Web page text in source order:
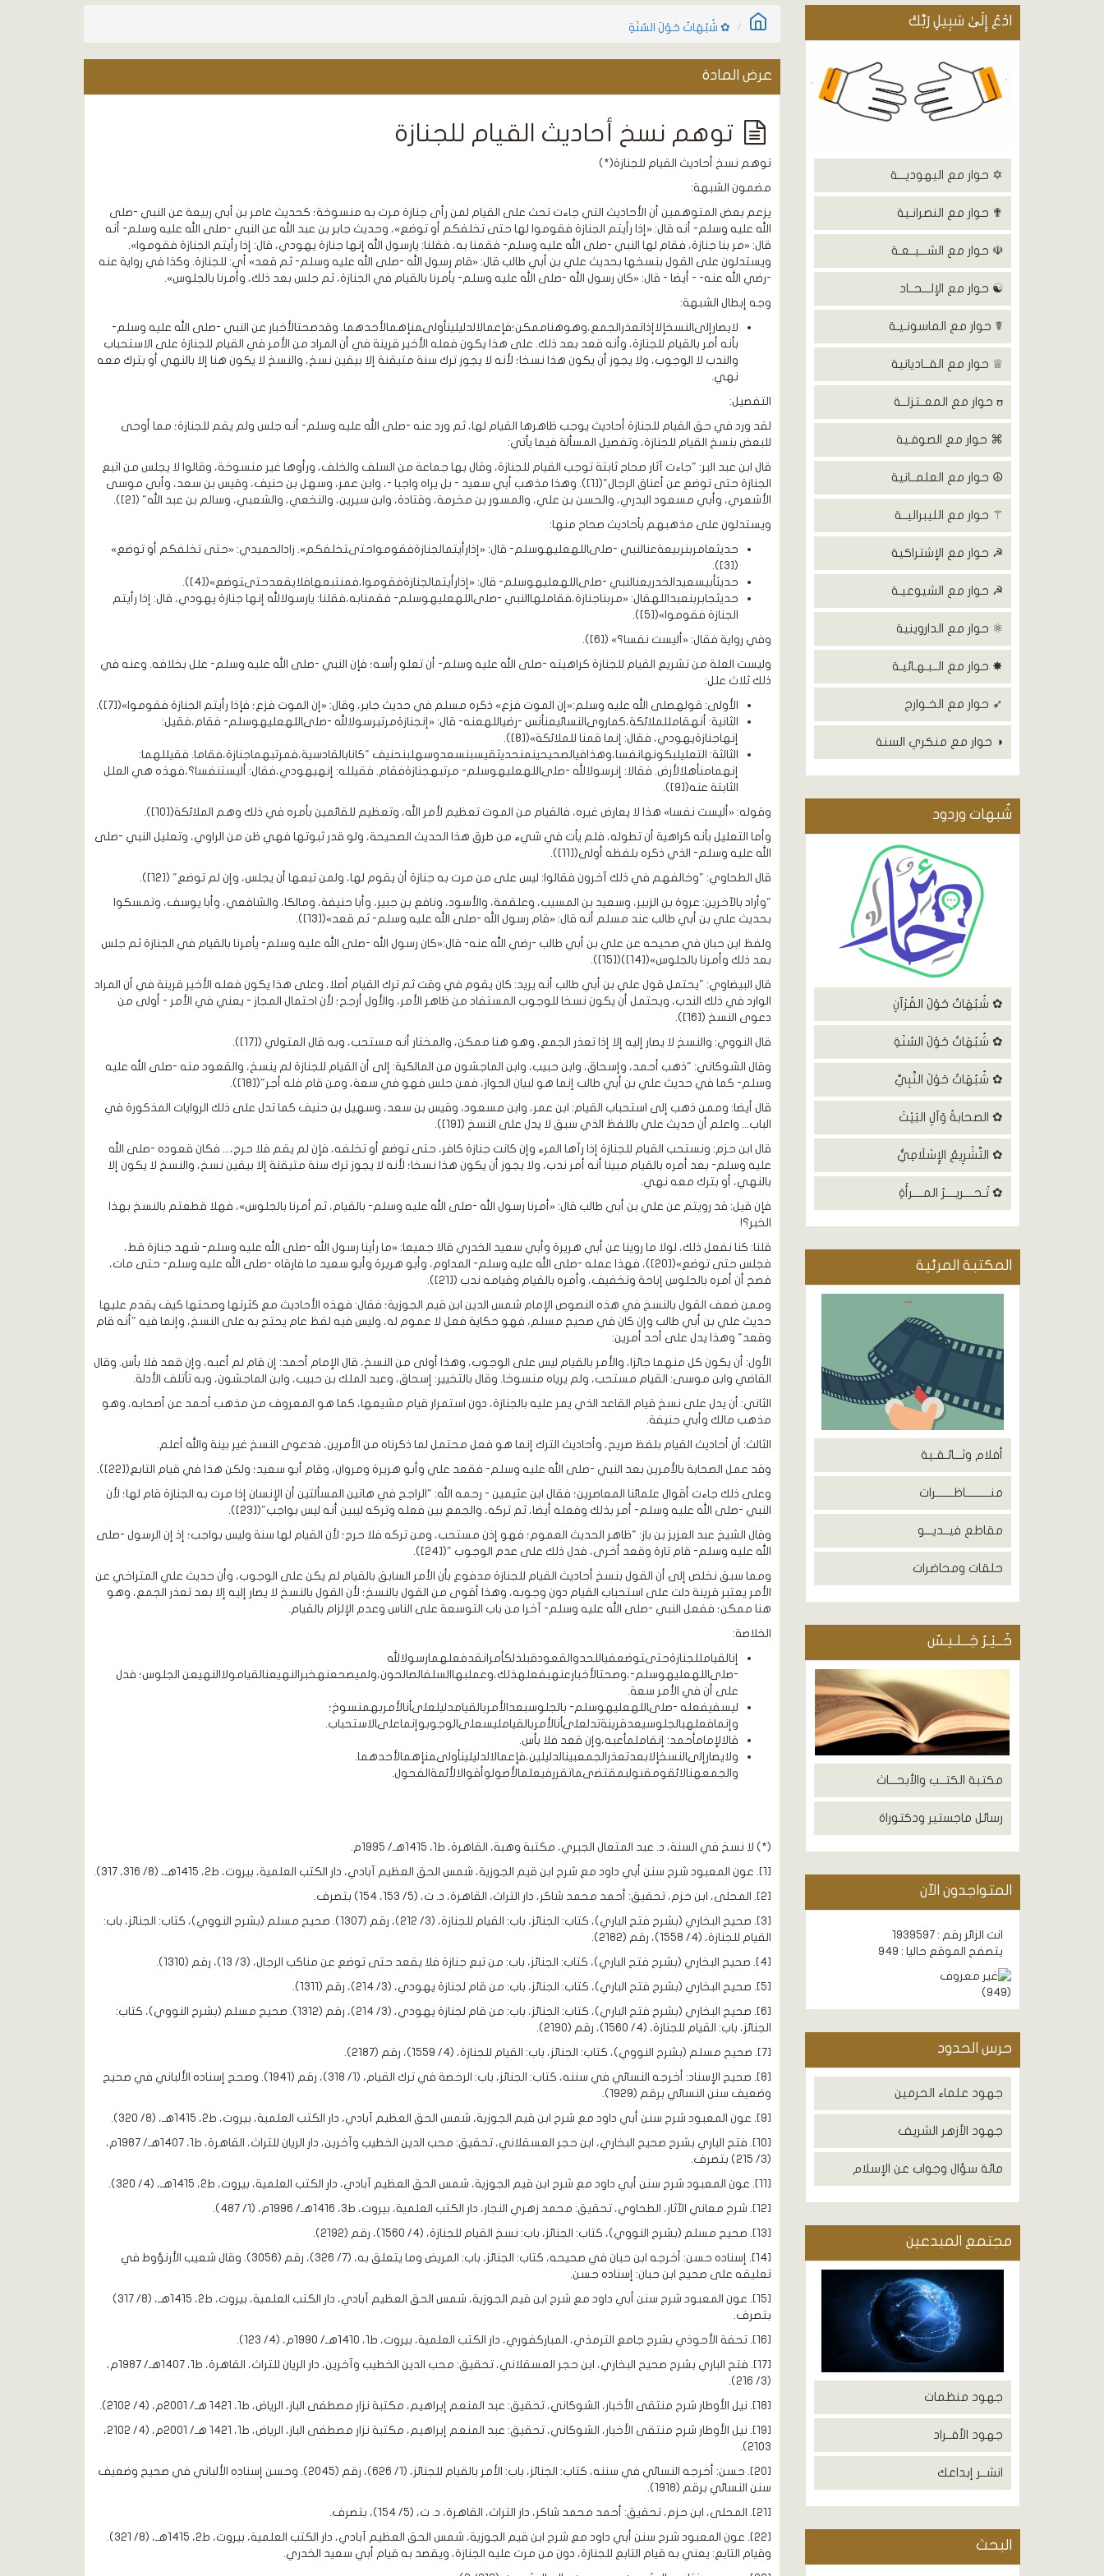
ادْعُ إِلَىٰ سَبِيلِ رَبِّكَ
✡ حوار مع اليهوديـــة
✟ حوار مع النصرانـية
☫ حوار مع الشـــيــعـة
☯ حوار مع الإلـــحــاد
☤ حوار مع الماسونـيـة
♕ حوار مع القــاديانية
ʊ حوار مع المعــتزلــة
⌘ حوار مع الصوفـية
☮ حوار مع العلمــانية
⚚ حوار مع الليبراليــة
☭ حوار مع الإشتراكية
☭ حوار مع الشيوعيـة
⚛ حوار مع الداروينية
✸ حوار مع الــبـهـائيـة
➶ حوار مع الخـوارج
◑ حوار مع منكري السنة
شٌبهات وردود
✿ شُبُهَاتٌ حَوْلَ القُرْآنِ
✿ شُبُهَاتٌ حَوْلَ السُنَةِ
✿ شُبُهَاتٌ حَوْلَ النَّبِيِّ
✿ الصحابةُ وَآلِ البَيْتَ
✿ التَّشْرِيعُ الإِسْلَامِيُّ
✿ تَـحــــريــــرُ المــــرأَةِ
المكتبة المرئية
أفلام وثـــائـقـية
منــــــــــاظـــــــرات
مقاطع فيــديـــو
حلقات ومحاضرات
خَــيْـرُ جَــلـيـسٌ
مكتبة الكتــب والأبحـــاث
رسائل ماجستير ودكتوراة
المتواجدون الآن
انت الزائر رقم : 1939597
يتصفح الموقع حاليا : 949
(
949
)
حرس الحدود
جهود علماء الحرمين
جهود الأزهر الشريف
مائة سؤال وجواب عن الإسلام
مجتمع المبدعين
جهود منظمات
جهود الأفــراد
انشــر إبداعك
البحث
✿ شُبُهَاتٌ حَوْلَ السُنَةِ
عرض المادة
توهم نسخ أحاديث القيام للجنازة
توهم نسخ أحاديث القيام للجنازة(*)
مضمون الشبهة:
يزعم بعض المتوهمين أن الأحاديث التي جاءت تحث على القيام لمن رأى جنازة مرت به منسوخة؛ كحديث عامر بن أبي ربيعة عن النبي -صلى
الله عليه وسلم- أنه قال: «إذا رأيتم الجنازة فقوموا لها حتى تخلفكم أو توضع»، وحديث جابر بن عبد الله عن النبي -صلى الله عليه وسلم- أنه
قال: «مر بنا جنازة، فقام لها النبي -صلى الله عليه وسلم- فقمنا به، فقلنا: يارسول الله إنها جنازة يهودي، قال: إذا رأيتم الجنازة فقوموا».
ويستدلون على القول بنسخها بحديث علي بن أبي طالب قال: «قام رسول الله -صلى الله عليه وسلم- ثم قعد» أي: للجنازة. وكذا في رواية عنه
-رضي الله عنه- - أيضا - قال: «كان رسول الله -صلى الله عليه وسلم- يأمرنا بالقيام في الجنازة، ثم جلس بعد ذلك، وأمرنا بالجلوس».
وجه إبطال الشبهة:
لايصارإلىالنسخإلاإذاتعذرالجمع،وهوهناممكن؛فإعمالالدليلينأولىمنإهمالأحدهما. وقدصحتالأخبار عن النبي -صلى الله عليه وسلم-
بأنه أمر بالقيام للجنازة، وأنه قعد بعد ذلك. على هذا يكون فعله الأخير قرينة في أن المراد من الأمر في القيام للجنازة على الاستحباب
والندب لا الوجوب، ولا يجوز أن يكون هذا نسخا؛ لأنه لا يجوز ترك سنة متيقنة إلا بيقين نسخ، والنسخ لا يكون هنا إلا بالنهي أو بترك معه
نهي.
التفصيل:
لقد ورد في حق القيام للجنازة أحاديث يوجب ظاهرها القيام لها، ثم ورد عنه -صلى الله عليه وسلم- أنه جلس ولم يقم للجنازة؛ مما أوحى
للبعض بنسخ القيام للجنازة، وتفصيل المسألة فيما يأتي:
قال ابن عبد البر: "جاءت آثار صحاح ثابتة توجب القيام للجنازة، وقال بها جماعة من السلف والخلف، ورأوها غير منسوخة، وقالوا لا يجلس من اتبع
الجنازة حتى توضع عن أعناق الرجال"([1]). وهذا مذهب أبي سعيد - بل يراه واجبا -، وابن عمر، وسهل بن حنيف، وقيس بن سعد، وأبي موسى
الأشعري، وأبي مسعود البدري، والحسن بن علي، والمسور بن مخرمة، وقتادة، وابن سيرين، والنخعي، والشعبي، وسالم بن عبد الله" ([2]).
ويستدلون على مذهبهم بأحاديث صحاح منها:
حديثعامربنربيعةعنالنبي -صلىاللهعليهوسلم- قال: «إذارأيتمالجنازةفقومواحتىتخلفكم». زادالحميدي: «حتى تخلفكم أو توضع»
([3]).
حديثأبيسعيدالخدريعنالنبي -صلىاللهعليهوسلم- قال: «إذارأيتمالجنازةفقوموا،فمنتبعهافلايقعدحتىتوضع»([4]).
حديثجابربنعبداللهقال: «مربناجنازة،فقاملهاالنبي -صلىاللهعليهوسلم- فقمنابه،فقلنا: يارسولالله إنها جنازة يهودي، قال: إذا رأيتم
الجنازة فقوموا»([5]).
وفي رواية فقال: «أليست نفسا؟» ([6]).
وليست العلة من تشريع القيام للجنازة كراهيته -صلى الله عليه وسلم- أن تعلو رأسه؛ فإن النبي -صلى الله عليه وسلم- علل بخلافه. وعنه في
ذلك ثلاث علل:
الأولى: قولهصلى الله عليه وسلم:«إن الموت فزع» ذكره مسلم في حديث جابر، وقال: «إن الموت فزع؛ فإذا رأيتم الجنازة فقوموا»([7]).
الثانية: أنهقامللملائكة،كماروىالنسائيعنأنس -رضياللهعنه- قال: «إنجنازةمرتبرسولالله -صلىاللهعليهوسلم- فقام،فقيل:
إنهاجنازةيهودي، فقال: إنما قمنا للملائكة»([8]).
الثالثة: التعليلبكونهانفسا،وهذافيالصحيحينمنحديثقيسبنسعدوسهلبنحنيف "كانابالقادسية،فمرتبهماجنازة،فقاما. فقيللهما:
إنهمامنأهلالأرض. فقالا: إنرسولالله -صلىاللهعليهوسلم- مرتبهجنازةفقام. فقيلله: إنهيهودي،فقال: أليستنفسا؟،فهذه هي العلل
الثابتة عنه([9]).
وقوله: «أليست نفسا» هذا لا يعارض غيره، فالقيام من الموت تعظيم لأمر الله، وتعظيم للقائمين بأمره في ذلك وهم الملائكة([10]).
وأما التعليل بأنه كراهية أن تطوله، فلم يأت في شيء من طرق هذا الحديث الصحيحة، ولو قدر ثبوتها فهي ظن من الراوي، وتعليل النبي -صلى
الله عليه وسلم- الذي ذكره بلفظه أولى([11]).
قال الطحاوي: "وخالفهم في ذلك آخرون فقالوا: ليس على من مرت به جنازة أن يقوم لها، ولمن تبعها أن يجلس، وإن لم توضع" ([12]).
"وأراد بالآخرين: عروة بن الزبير، وسعيد بن المسيب، وعلقمة، والأسود، ونافع بن جبير، وأبا حنيفة، ومالكا، والشافعي، وأبا يوسف، وتمسكوا
بحديث علي بن أبي طالب عند مسلم أنه قال: «قام رسول الله -صلى الله عليه وسلم- ثم قعد»([13]).
ولفظ ابن حبان في صحيحه عن علي بن أبي طالب -رضي الله عنه- قال:«كان رسول الله -صلى الله عليه وسلم- يأمرنا بالقيام في الجنازة ثم جلس
بعد ذلك وأمرنا بالجلوس»([14])([15]).
قال البيضاوي: "يحتمل قول علي بن أبي طالب أنه يريد: كان يقوم في وقت ثم ترك القيام أصلا، وعلى هذا يكون فعله الأخير قرينة في أن المراد
الوارد في ذلك الندب، ويحتمل أن يكون نسخا للوجوب المستفاد من ظاهر الأمر، والأول أرجح؛ لأن احتمال المجاز - يعني في الأمر - أولى من
دعوى النسخ ([16]).
قال النووي: والنسخ لا يصار إليه إلا إذا تعذر الجمع، وهو هنا ممكن، والمختار أنه مستحب، وبه قال المتولي ([17]).
وقال الشوكاني: "ذهب أحمد، وإسحاق، وابن حبيب، وابن الماجشون من المالكية: إلى أن القيام للجنازة لم ينسخ، والقعود منه -صلى الله عليه
وسلم- كما في حديث علي بن أبي طالب إنما هو لبيان الجواز، فمن جلس فهو في سعة، ومن قام فله أجر"([18]).
قال أيضا: وممن ذهب إلى استحباب القيام: ابن عمر، وابن مسعود، وقيس بن سعد، وسهيل بن حنيف كما تدل على ذلك الروايات المذكورة في
الباب... واعلم أن حديث علي باللفظ الذي سبق لا يدل على النسخ ([19]).
قال ابن حزم: ونستحب القيام للجنازة إذا رآها المرء وإن كانت جنازة كافر، حتى توضع أو تخلفه، فإن لم يقم فلا حرج،... فكان قعوده -صلى الله
عليه وسلم- بعد أمره بالقيام مبينا أنه أمر ندب، ولا يجوز أن يكون هذا نسخا؛ لأنه لا يجوز ترك سنة متيقنة إلا بيقين نسخ، والنسخ لا يكون إلا
بالنهي، أو بترك معه نهي.
فإن قيل: قد رويتم عن علي بن أبي طالب قال: «أمرنا رسول الله -صلى الله عليه وسلم- بالقيام، ثم أمرنا بالجلوس»، فهلا قطعتم بالنسخ بهذا
الخبر؟!
قلنا: كنا نفعل ذلك، لولا ما روينا عن أبي هريرة وأبي سعيد الخدري قالا جميعا: «ما رأينا رسول الله -صلى الله عليه وسلم- شهد جنازة قط،
فجلس حتى توضع»([20])، فهذا عمله -صلى الله عليه وسلم- المداوم، وأبو هريرة وأبو سعيد ما فارقاه -صلى الله عليه وسلم- حتى مات،
فصح أن أمره بالجلوس إباحة وتخفيف، وأمره بالقيام وقيامه ندب ([21]).
وممن ضعف القول بالنسخ في هذه النصوص الإمام شمس الدين ابن قيم الجوزية؛ فقال: فهذه الأحاديث مع كثرتها وصحتها كيف يقدم عليها
حديث علي بن أبي طالب وإن كان في صحيح مسلم، فهو حكاية فعل لا عموم له، وليس فيه لفظ عام يحتج به على النسخ، وإنما فيه "أنه قام
وقعد" وهذا يدل على أحد أمرين:
الأول: أن يكون كل منهما جائزا، والأمر بالقيام ليس على الوجوب، وهذا أولى من النسخ، قال الإمام أحمد: إن قام لم أعبه، وإن قعد فلا بأس. وقال
القاضي وابن موسى: القيام مستحب، ولم يرياه منسوخا. وقال بالتخيير: إسحاق، وعبد الملك بن حبيب، وابن الماجشون، وبه تأتلف الأدلة.
الثاني: أن يدل على نسخ قيام القاعد الذي يمر عليه بالجنازة، دون استمرار قيام مشيعها، كما هو المعروف من مذهب أحمد عن أصحابه، وهو
مذهب مالك وأبي حنيفة.
الثالث: أن أحاديث القيام بلفظ صريح، وأحاديث الترك إنما هو فعل محتمل لما ذكرناه من الأمرين، فدعوى النسخ غير بينة والله أعلم.
وقد عمل الصحابة بالأمرين بعد النبي -صلى الله عليه وسلم- فقعد علي وأبو هريرة ومروان، وقام أبو سعيد؛ ولكن هذا في قيام التابع([22]).
وعلى ذلك جاءت أقوال علمائنا المعاصرين؛ فقال ابن عثيمين - رحمه الله: "الراجح في هاتين المسألتين أن الإنسان إذا مرت به الجنازة قام لها؛ لأن
النبي -صلى الله عليه وسلم- أمر بذلك وفعله أيضا، ثم تركه، والجمع بين فعله وتركه ليبين أنه ليس بواجب"([23]).
وقال الشيخ عبد العزيز بن باز: "ظاهر الحديث العموم؛ فهو إذن مستحب، ومن تركه فلا حرج؛ لأن القيام لها سنة وليس بواجب؛ إذ إن الرسول -صلى
الله عليه وسلم- قام تارة وقعد أخرى، فدل ذلك على عدم الوجوب "([24]).
ومما سبق نخلص إلى أن القول بنسخ أحاديث القيام للجنازة مدفوع بأن الأمر السابق بالقيام لم يكن على الوجوب، وأن حديث علي المتراخي عن
الأمر يعتبر قرينة دلت على استحباب القيام دون وجوبه، وهذا أقوى من القول بالنسخ؛ لأن القول بالنسخ لا يصار إليه إلا بعد تعذر الجمع، وهو
هنا ممكن؛ ففعل النبي -صلى الله عليه وسلم- آخرا من باب التوسعة على الناس وعدم الإلزام بالقيام.
الخلاصة:
إنالقيامللجنازةحتىتوضعفياللحدوالقعودقبلذلكأمرانقدفعلهمارسولالله
-صلىاللهعليهوسلم-،وصحتالأخبارعنهبفعلهذلك،وعملبهاالسلفالصالحون،ولميصحعنهخبرالنهيعنالقيامولاالنهيعن الجلوس؛ فدل
على أن في الأمر سعة.
ليسفيفعله -صلىاللهعليهوسلم- بالجلوسبعدالأمربالقيامدليلعلىأنالأمربهمنسوخ؛
وإنمافعلهبالجلوسيعدقرينةتدلعلىأنالأمربالقيامليسعلىالوجوبوإنماعلىالاستحباب.
قالالإمامأحمد: إنقاملمأعبه،وإن قعد فلا بأس.
ولايصارإلىالنسخإلابعدتعذرالجمعبينالدليلين،فإعمالالدليلينأولىمنإهمالأحدهما.
والجمعهنالائقومقبولبمقتضىماتقررفيعلمالأصولوأقوالالأئمةالفحول.
(*) لا نسخ في السنة، د. عبد المتعال الجبري، مكتبة وهبة، القاهرة، ط1، 1415هـ/ 1995م.
[1]. عون المعبود شرح سنن أبي داود مع شرح ابن قيم الجوزية، شمس الحق العظيم آبادي، دار الكتب العلمية، بيروت، ط2، 1415هـ، (8/ 316، 317).
[2]. المحلى، ابن حزم، تحقيق: أحمد محمد شاكر، دار التراث، القاهرة، د. ت، (5/ 153، 154) بتصرف.
[3]. صحيح البخاري (بشرح فتح الباري)، كتاب: الجنائز، باب: القيام للجنازة، (3/ 212)، رقم (1307). صحيح مسلم (بشرح النووي)، كتاب: الجنائز، باب:
القيام للجنازة، (4/ 1558)، رقم (2182).
[4]. صحيح البخاري (بشرح فتح الباري)، كتاب: الجنائز، باب: من تبع جنازة فلا يقعد حتى توضع عن مناكب الرجال، (3/ 13)، رقم (1310).
[5]. صحيح البخاري (بشرح فتح الباري)، كتاب: الجنائز، باب: من قام لجنازة يهودي، (3/ 214)، رقم (1311).
[6]. صحيح البخاري (بشرح فتح الباري)، كتاب: الجنائز، باب: من قام لجنازة يهودي، (3/ 214)، رقم (1312). صحيح مسلم (بشرح النووي)، كتاب:
الجنائز، باب: القيام للجنازة، (4/ 1560)، رقم (2190).
[7]. صحيح مسلم (بشرح النووي)، كتاب: الجنائز، باب: القيام للجنازة، (4/ 1559)، رقم (2187).
[8]. صحيح الإسناد: أخرجه النسائي في سننه، كتاب: الجنائز، باب: الرخصة في ترك القيام، (1/ 318)، رقم (1941). وصحح إسناده الألباني في صحيح
وضعيف سنن النسائي برقم (1929).
[9]. عون المعبود شرح سنن أبي داود مع شرح ابن قيم الجوزية، شمس الحق العظيم آبادي، دار الكتب العلمية، بيروت، ط2، 1415هـ، (8/ 320).
[10]. فتح الباري بشرح صحيح البخاري، ابن حجر العسقلاني، تحقيق: محب الدين الخطيب وآخرين، دار الريان للتراث، القاهرة، ط1، 1407هـ/ 1987م،
(3/ 215) بتصرف.
[11]. عون المعبود شرح سنن أبي داود مع شرح ابن قيم الجوزية، شمس الحق العظيم آبادي، دار الكتب العلمية، بيروت، ط2، 1415هـ، (4/ 320).
[12]. شرح معاني الآثار، الطحاوي، تحقيق: محمد زهري النجار، دار الكتب العلمية، بيروت، ط3، 1416هـ/ 1996م، (1/ 487).
[13]. صحيح مسلم (بشرح النووي)، كتاب: الجنائز، باب: نسخ القيام للجنازة، (4/ 1560)، رقم (2192).
[14]. إسناده حسن: أخرجه ابن حبان في صحيحه، كتاب: الجنائز، باب: المريض وما يتعلق به، (7/ 326)، رقم (3056). وقال شعيب الأرنؤوط في
تعليقه على صحيح ابن حبان: إسناده حسن.
[15]. عون المعبود شرح سنن أبي داود مع شرح ابن قيم الجوزية، شمس الحق العظيم آبادي، دار الكتب العلمية، بيروت، ط2، 1415هـ، (8/ 317)
بتصرف.
[16]. تحفة الأحوذي بشرح جامع الترمذي، المباركفوري، دار الكتب العلمية، بيروت، ط1، 1410هـ/ 1990م، (4/ 123).
[17]. فتح الباري بشرح صحيح البخاري، ابن حجر العسقلاني، تحقيق: محب الدين الخطيب وآخرين، دار الريان للتراث، القاهرة، ط1، 1407هـ/ 1987م،
(3/ 216).
[18]. نيل الأوطار شرح منتقى الأخبار، الشوكاني، تحقيق: عبد المنعم إبراهيم، مكتبة نزار مصطفى الباز، الرياض، ط1، 1421 هـ/ 2001م، (4/ 2102).
[19]. نيل الأوطار شرح منتقى الأخبار، الشوكاني، تحقيق: عبد المنعم إبراهيم، مكتبة نزار مصطفى الباز، الرياض، ط1، 1421 هـ/ 2001م، (4/ 2102،
2103).
[20]. حسن: أخرجه النسائي في سننه، كتاب: الجنائز، باب: الأمر بالقيام للجنائز، (1/ 626)، رقم (2045). وحسن إسناده الألباني في صحيح وضعيف
سنن النسائي برقم (1918).
[21]. المحلى، ابن حزم، تحقيق: أحمد محمد شاكر، دار التراث، القاهرة، د. ت، (5/ 154)، بتصرف.
[22]. عون المعبود شرح سنن أبي داود مع شرح ابن قيم الجوزية، شمس الحق العظيم آبادي، دار الكتب العلمية، بيروت، ط2، 1415هـ، (8/ 321).
وقيام التابع: يعني به قيام التابع للجنازة، دون من مرت عليه الجنازة، ويقصد به قيام أبي سعيد الخدري.